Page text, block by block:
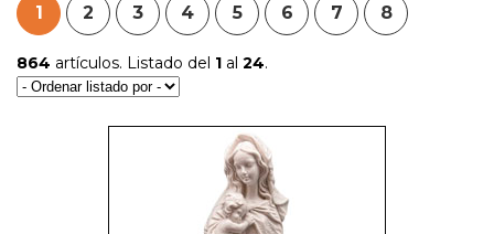
1 2 3 4 5 6 7 8
864 artículos. Listado del 1 al 24.